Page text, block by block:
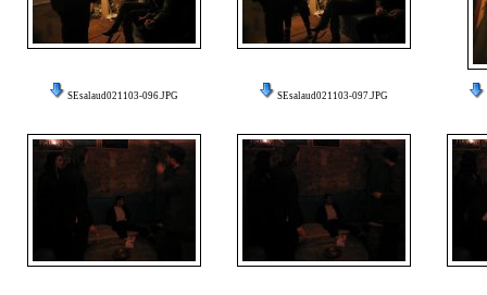
SEsalaud021103-096.JPG SEsalaud021103-097.JPG